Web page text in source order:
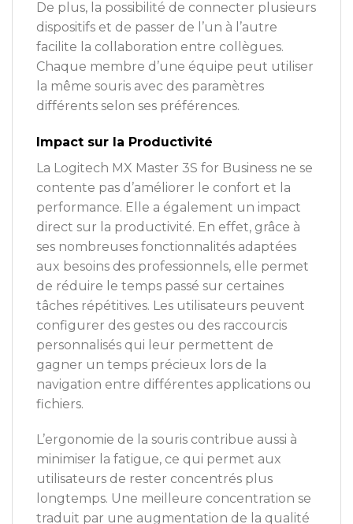
De plus, la possibilité de connecter plusieurs
dispositifs et de passer de l’un à l’autre
facilite la collaboration entre collègues.
Chaque membre d’une équipe peut utiliser
la même souris avec des paramètres
différents selon ses préférences.
Impact sur la Productivité
La Logitech MX Master 3S for Business ne se
contente pas d’améliorer le confort et la
performance. Elle a également un impact
direct sur la productivité. En effet, grâce à
ses nombreuses fonctionnalités adaptées
aux besoins des professionnels, elle permet
de réduire le temps passé sur certaines
tâches répétitives. Les utilisateurs peuvent
configurer des gestes ou des raccourcis
personnalisés qui leur permettent de
gagner un temps précieux lors de la
navigation entre différentes applications ou
fichiers.
L’ergonomie de la souris contribue aussi à
minimiser la fatigue, ce qui permet aux
utilisateurs de rester concentrés plus
longtemps. Une meilleure concentration se
traduit par une augmentation de la qualité